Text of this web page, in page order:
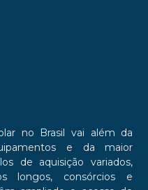
no Brasil vai além da
e da maior
de aquisição variados,
longos, consórcios e